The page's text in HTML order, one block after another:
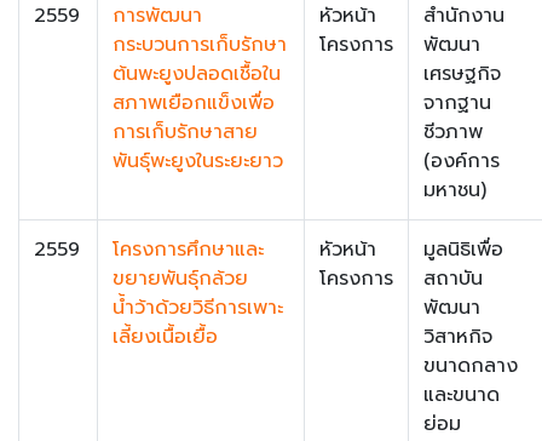
2559
การพัฒนา
กระบวนการเก็บรักษา
ต้นพะยูงปลอดเชื้อใน
สภาพเยือกแข็งเพื่อ
การเก็บรักษาสาย
พันธ์ุพะยูงในระยะยาว
หัวหน้า
โครงการ
สำนักงาน
พัฒนา
เศรษฐกิจ
จากฐาน
ชีวภาพ
(องค์การ
มหาชน)
2559
โครงการศึกษาและ
ขยายพันธุ์กล้วย
น้ำว้าด้วยวิธีการเพาะ
เลี้ยงเนื้อเยื้อ
หัวหน้า
โครงการ
มูลนิธิเพื่อ
สถาบัน
พัฒนา
วิสาหกิจ
ขนาดกลาง
และขนาด
ย่อม